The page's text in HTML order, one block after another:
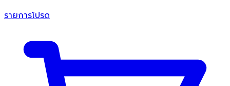
รายการโปรด